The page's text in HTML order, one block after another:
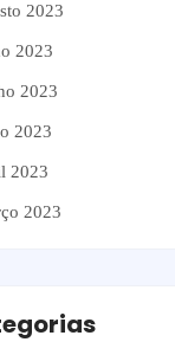
2023
2023
2023
2023
2023
2023